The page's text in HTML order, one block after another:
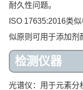
耐久性问题。
ISO 17635:2016类
似原则可用于添加剂
检测仪器
光谱仪：用于元素分